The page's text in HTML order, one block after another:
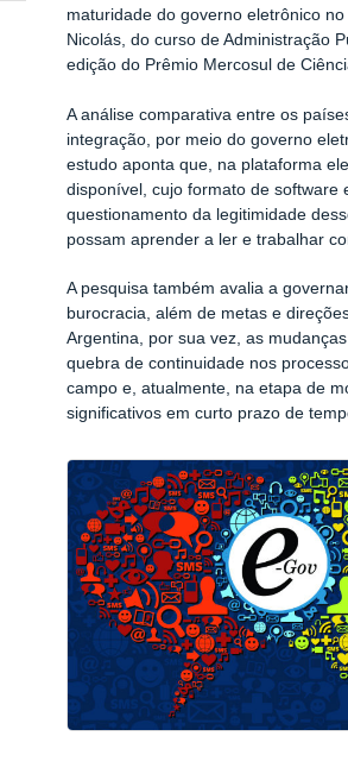
maturidade do governo eletrônico
Nicolás, do curso de Administração
edição do Prêmio Mercosul de
A análise comparativa entre os
integração, por meio do governo
estudo aponta que, na plataforma
disponível, cujo formato de software
questionamento da legitimidade
possam aprender a ler e trabalhar
A pesquisa também avalia a
burocracia, além de metas e
Argentina, por sua vez, as
quebra de continuidade nos
campo e, atualmente, na etapa de
significativos em curto prazo de